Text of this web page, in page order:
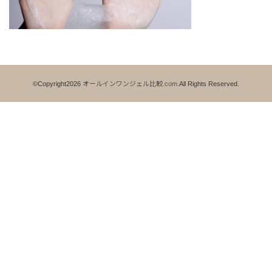
©Copyright2026 オールインワンジェル比較.com.All Rights Reserved.